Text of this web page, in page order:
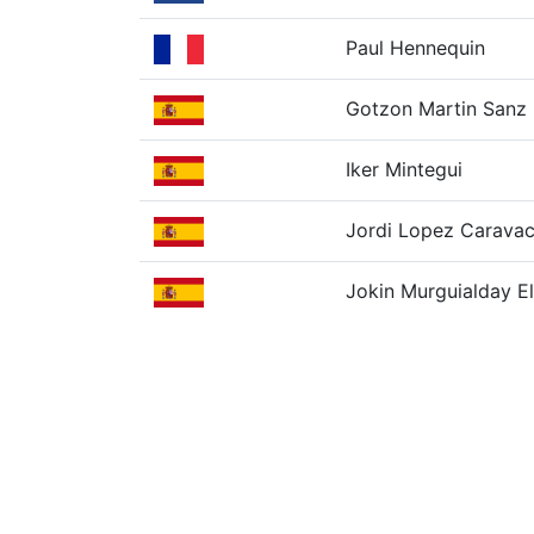
Paul Hennequin
Gotzon Martin Sanz
Iker Mintegui
Jordi Lopez
Jokin Murguialday